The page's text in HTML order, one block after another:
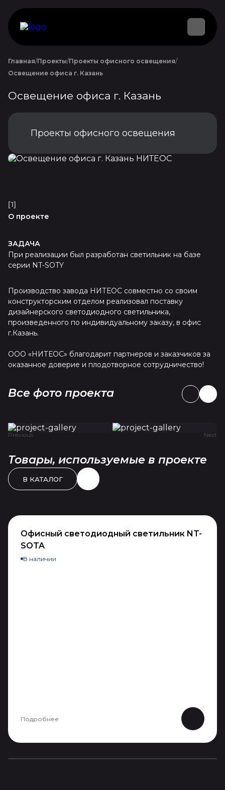
Главная Проекты Проекты офисного освещения
Освещение офиса г. Казань
Освещение офиса г. Казань
Проекты офисного освещения
[1]
О проекте
ЗАДАЧА
При реализации был разработан светильник на базе
серии NT-SOTY
Производство завода НИТЕОС совместно со своим
конструкторским отделом реализовал поставку
дизайнерского светодиодного светильника,
произведенного по индивидуальному заказу, в офис
г.Казань.
ООО «НИТЕОС» благодарит партнеров и заказчиков за
оказанное доверие и плодотворное сотрудничество!
Все фото проекта
Previous Next
Товары, используемые в проекте
В КАТАЛОГ
Офисный светодиодный светильник NT-
SOTA
В наличии
Подробнее